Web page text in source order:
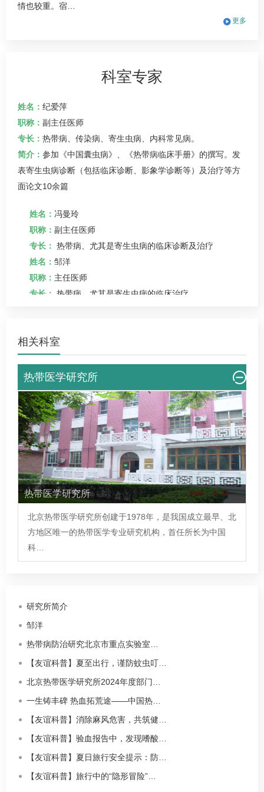
情也较重。宿…
更多
科室专家
姓名： 纪爱萍
职称： 副主任医师
专长： 热带病 、传染病、 寄生虫病 、内科常见病。
简介： 参加《中国囊虫病》、《热带病临床手册》的撰写。发
表寄生虫病诊断（包括临床诊断、影象学诊断等）及治疗等方
面论文10余篇
姓名： 冯曼玲
职称： 副主任医师
专长： 热带病、尤其是寄生虫病的临床诊断及治疗
姓名： 邹洋
职称： 主任医师
专长： 热带病、尤其是寄生虫病的临床治疗
相关科室
热带医学研究所
热带医学研究所
北京热带医学研究所创建于1978年，是我国成立最早、北
方地区唯一的热带医学专业研究机构，首任所长为中国
科…
研究所简介
邹洋
热带病防治研究北京市重点实验室…
【友谊科普】夏至出行，谨防蚊虫叮…
北京热带医学研究所2024年度部门…
一生铸丰碑 热血拓荒途——中国热…
【友谊科普】消除麻风危害，共筑健…
【友谊科普】验血报告中，发现嗜酸…
【友谊科普】夏日旅行安全提示：防…
【友谊科普】旅行中的“隐形冒险”…